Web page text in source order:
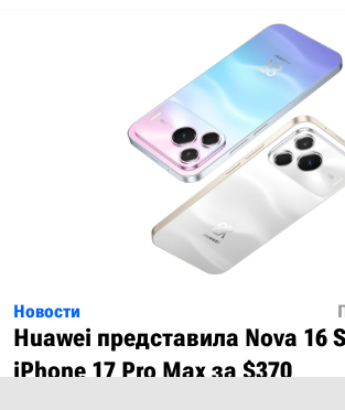
Новости
Huawei представила Nova 16
iPhone 17 Pro Max за $370